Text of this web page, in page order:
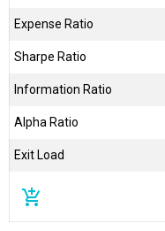
Expense Ratio
Sharpe Ratio
Information Ratio
Alpha Ratio
Exit Load
add_shopping_cart